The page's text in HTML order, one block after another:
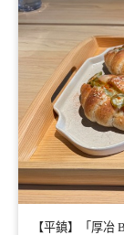
【平鎮】「厚冶